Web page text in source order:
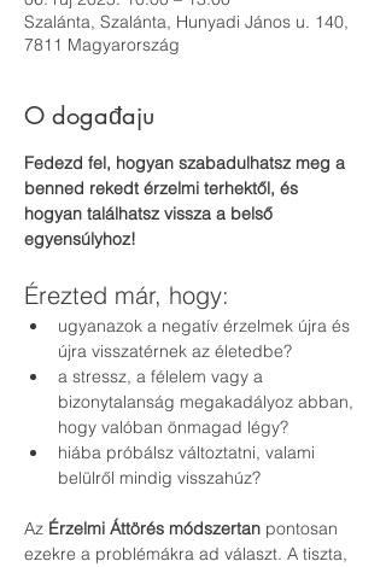
Szalánta, Szalánta, Hunyadi János u. 140,
7811 Magyarország
O događaju
Fedezd fel, hogyan szabadulhatsz meg a
benned rekedt érzelmi terhektől, és
hogyan találhatsz vissza a belső
egyensúlyhoz!
Érezted már, hogy:
ugyanazok a negatív érzelmek újra és
újra visszatérnek az életedbe?
a stressz, a félelem vagy a
bizonytalanság megakadályoz abban,
hogy valóban önmagad légy?
hiába próbálsz változtatni, valami
belülről mindig visszahúz?
Az Érzelmi Áttörés módszertan pontosan
ezekre a problémákra ad választ. A tiszta,